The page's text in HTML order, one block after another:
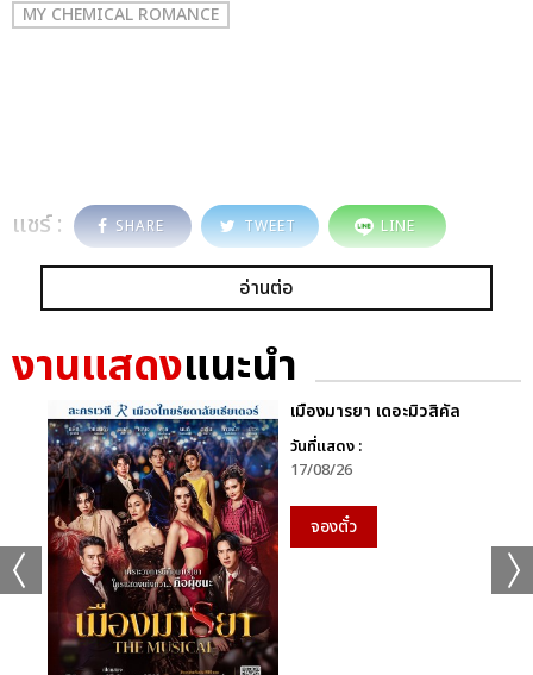
MY CHEMICAL ROMANCE
แชร์ : SHARE TWEET LINE
อ่านต่อ
งานแสดงแนะนำ
เมืองมารยา เดอะมิวสิคัล
วันที่แสดง :
17/08/26
จองตั๋ว